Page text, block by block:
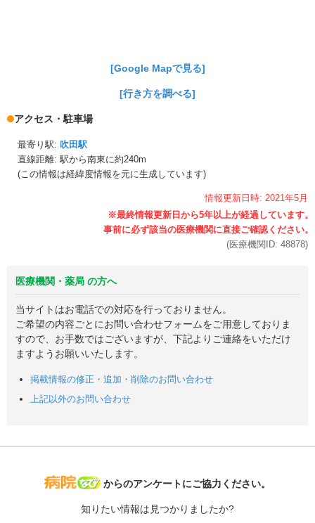
[Google Mapで見る]
[行き方を調べる]
アクセス・駐車場
最寄り駅: 吹田駅
直線距離: 駅から南東に約240m
(この情報は経緯度情報を元に生成しています)
情報更新日時: 2021年5月
(医療機関ID: 48878)
医療機関・薬局 の方へ
当サイトはお電話での対応を行っておりません。
ご希望の内容ごとにお問い合わせフォームをご用意しておりま
すので、お手数ではございますが、下記よりご連絡をいただけ
ますようお願いいたします。
掲載情報の修正・追加・削除のお問い合わせ
上記以外のお問い合わせ
病院なび
からのアンケートにご協力ください。
知りたい情報は見つかりましたか?